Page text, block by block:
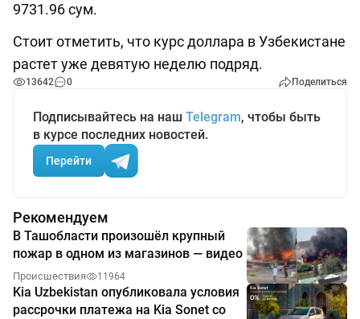
9731.96 сум.
Стоит отметить, что курс доллара в Узбекистане
растет уже девятую неделю подряд.
13642 0 Поделиться
Подписывайтесь на наш Telegram, чтобы быть
в курсе последних новостей.
Перейти
Рекомендуем
В Ташобласти произошёл крупный
пожар в одном из магазинов — видео
Происшествия 11964
Kia Uzbekistan опубликовала условия
рассрочки платежа на Kia Sonet со